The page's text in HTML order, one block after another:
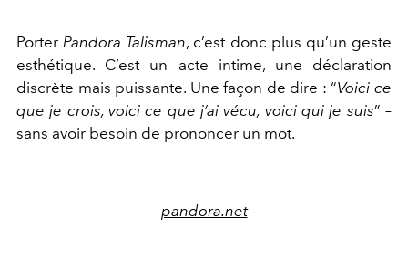
PorterPandora Talisman, c’est donc plus qu’un geste
esthétique. C’est un acte intime, une déclaration
discrète mais puissante. Une façon de dire : “Voici ce
que je crois, voici ce que j’ai vécu, voici qui je suis” –
sans avoir besoin de prononcer un mot.
pandora.net